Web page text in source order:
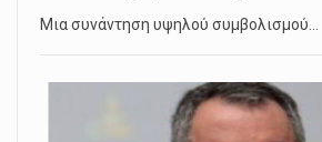
Μια συνάντηση υψηλού συμβολισμού…